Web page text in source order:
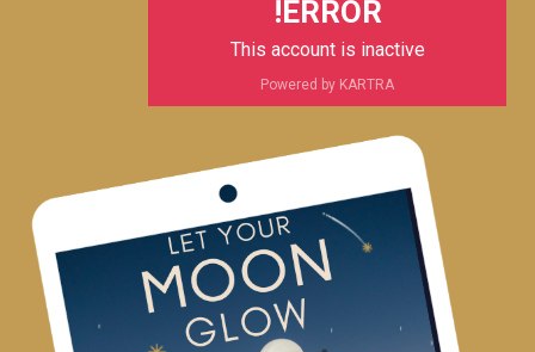
ERROR!
This account is inactive
Powered by KARTRA